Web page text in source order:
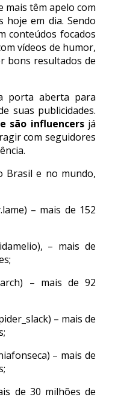
mais têm apelo com
hoje em dia. Sendo
conteúdos focados
vídeos de humor,
bons resultados de
porta aberta para
suas publicidades.
são influencersjá
com seguidores
Brasil e no mundo,
– mais de 152
– mais de
– mais de 92
– mais de
– mais de
de 30 milhões de